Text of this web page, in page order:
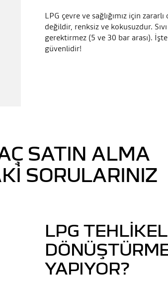
LPG çevre ve sağlığımız için
değildir, renksiz ve kokusuzdur.
gerektirmez (5 ve 30 bar arası).
güvenlidir!
SATIN ALMA
SORULARINIZ
LPG
YAPIYOR?